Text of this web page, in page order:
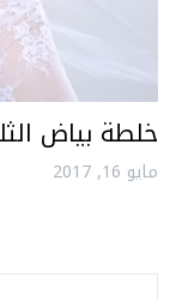
خلطة بياض
مايو 16, 2017